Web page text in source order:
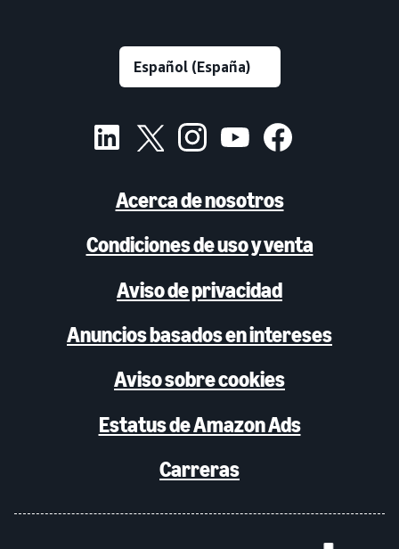
Acerca de nosotros
Condiciones de uso y venta
Aviso de privacidad
Anuncios basados en intereses
Aviso sobre cookies
Estatus de Amazon Ads
Carreras